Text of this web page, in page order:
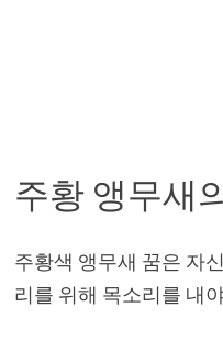
주황 앵무새
주황색 앵무새 꿈은 자
리를 위해 목소리를 내